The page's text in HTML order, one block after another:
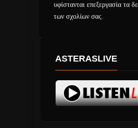
υφίστανται επεξεργασία τα
των σχολίων σας
ASTERASLIVE